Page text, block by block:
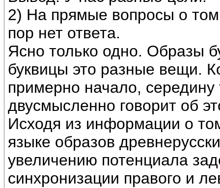
2) На прямые вопросы о
пор нет ответа.
Ясно только одно. Образы
буквицы это разные вещи.
примерно начало,
двусмысленно говорит об
Исходя из информации о
языке образов
увеличению потенциала
синхронизации правого и